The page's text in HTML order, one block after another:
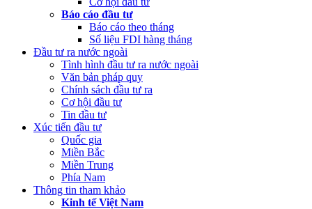
Báo cáo đầu tư
Báo cáo theo tháng
Số liệu FDI hàng tháng
Đầu tư ra nước ngoài
Tình hình đầu tư ra nước ngoài
Văn bản pháp quy
Chính sách đầu tư ra
Cơ hội đầu tư
Tin đầu tư
Xúc tiến đầu tư
Quốc gia
Miền Bắc
Miền Trung
Phía Nam
Thông tin tham khảo
Kinh tế Việt Nam